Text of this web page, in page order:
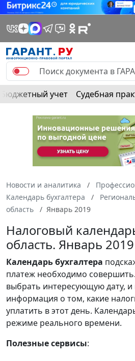
Бюджетный учет Судебная
Новости и аналитика
Календарь бухгалтера
область
Январь 2019
Налоговый
область. Январь 2019
Календарьбухгалтера
платеж необходимо
выбрать интересующую дату, и
информация о том, какие
уплатить в этот день.
режиме реального времени.
Полезные сервисы: